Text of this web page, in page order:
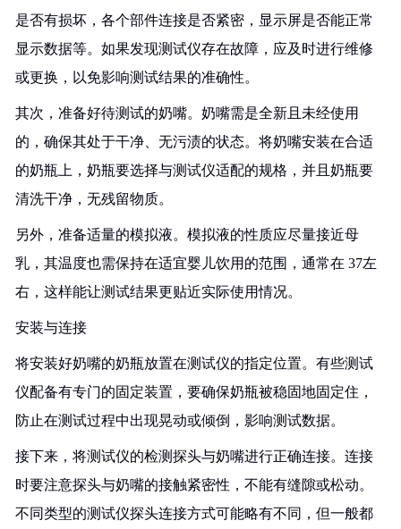
是否有损坏，各个部件连接是否紧密，显示屏是否能正常
显示数据等。如果发现测试仪存在故障，应及时进行维修
或更换，以免影响测试结果的准确性。
其次，准备好待测试的奶嘴。奶嘴需是全新且未经使用
的，确保其处于干净、无污渍的状态。将奶嘴安装在合适
的奶瓶上，奶瓶要选择与测试仪适配的规格，并且奶瓶要
清洗干净，无残留物质。
另外，准备适量的模拟液。模拟液的性质应尽量接近母
乳，其温度也需保持在适宜婴儿饮用的范围，通常在 37左
右，这样能让测试结果更贴近实际使用情况。
安装与连接
将安装好奶嘴的奶瓶放置在测试仪的指定位置。有些测试
仪配备有专门的固定装置，要确保奶瓶被稳固地固定住，
防止在测试过程中出现晃动或倾倒，影响测试数据。
接下来，将测试仪的检测探头与奶嘴进行正确连接。连接
时要注意探头与奶嘴的接触紧密性，不能有缝隙或松动。
不同类型的测试仪探头连接方式可能略有不同，但一般都